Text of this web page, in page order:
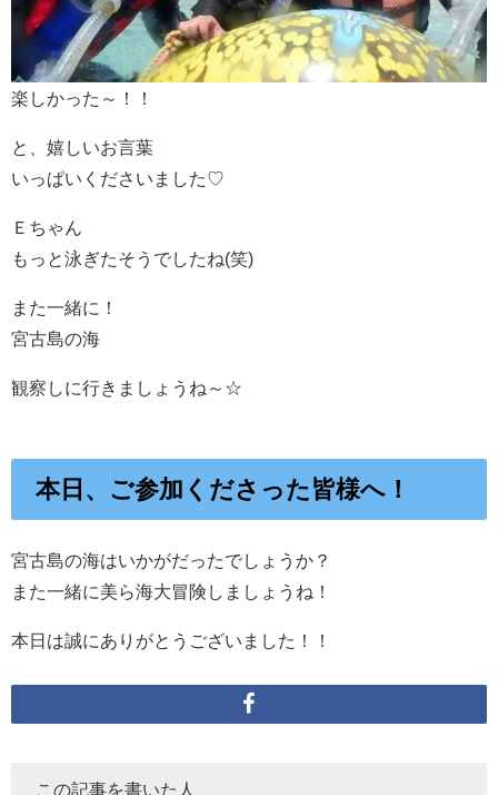
楽しかった～！！
と、嬉しいお言葉
いっぱいくださいました♡
Ｅちゃん
もっと泳ぎたそうでしたね(笑)
また一緒に！
宮古島の海
観察しに行きましょうね～☆
本日、ご参加くださった皆様へ！
宮古島の海はいかがだったでしょうか？
また一緒に美ら海大冒険しましょうね！
本日は誠にありがとうございました！！
この記事を書いた人